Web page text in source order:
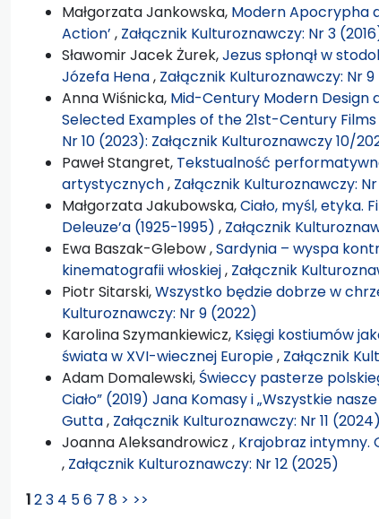
Małgorzata Jankowska, Modern Apocrypha
Action’ , Załącznik Kulturoznawczy: Nr 3
Sławomir Jacek Żurek,Jezus spłonął w
Józefa Hena, Załącznik Kulturoznawczy: Nr
Anna Wiśnicka, Mid-Century Modern Design
Selected Examples of the 21st-Century Films
Nr 10 (2023): Załącznik Kulturoznawczy 10/
Paweł Stangret, Tekstualność
artystycznych, Załącznik Kulturoznawczy:
Małgorzata Jakubowska,Ciało, myśl, etyka.
Deleuze’a (1925-1995) , Załącznik
Ewa Baszak-Glebow ,Sardynia – wyspa
kinematografii włoskiej, Załącznik
Piotr Sitarski,Wszystko będzie dobrze w
Kulturoznawczy: Nr 9 (2022)
Karolina Szymankiewicz, Księgi kostiumów
świata w XVI-wiecznej Europie, Załącznik
Adam Domalewski, Świeccy pasterze
Ciało” (2019) Jana Komasy i „Wszystkie
Gutta, Załącznik Kulturoznawczy: Nr 11 (2024)
Joanna Aleksandrowicz , Krajobraz intymny.
, Załącznik Kulturoznawczy: Nr 12 (2025)
123 4 56 7 8 > >>